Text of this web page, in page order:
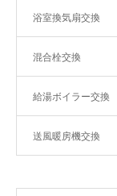
浴室換気扇交換
混合栓交換
給湯ボイラー交換
送風暖房機交換